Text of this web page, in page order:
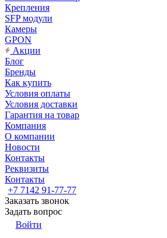
Крепления
SFP модули
Камеры
GPON
Акции
Блог
Бренды
Как купить
Условия оплаты
Условия доставки
Гарантия на товар
Компания
О компании
Новости
Контакты
Реквизиты
Контакты
+7 7142 91-77-77
Заказать звонок
Задать вопрос
Войти